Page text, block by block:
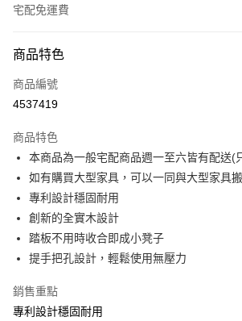
宅配免運費
信用卡一次付款
信用卡分期付款
合作金庫商業銀行
華南商業銀行
彰化商業
上海商業儲蓄銀行
台北富邦
國泰世華商業銀行
臺灣中小企業銀行
匯豐（台灣）商業銀行
聯邦商業銀行
元大商業銀行
台新國際商業銀行
台灣樂天信用卡公司
6 期 0 利率 每期
華南商業銀行
彰化商業
上海商業儲蓄銀行
國泰世華商業銀行
臺灣中小企業銀行
匯豐（台灣）商業銀行
元大商業銀行
玉山商業銀行
LINE Pay
Apple Pay
街口支付
悠遊付
Google Pay
商品特色
商品編號
4537419
商品特色
本商品為一般宅配商品週一至六皆有配送(
如有購買大型家具，可以一同與大型家具
專利設計穩固耐用
創新的全實木設計
踏板不用時收合即成小凳子
提手把孔設計，輕鬆使用無壓力
銷售重點
專利設計穩固耐用